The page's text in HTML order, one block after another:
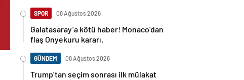
SPOR 08 Ağustos 2026
Galatasaray’a kötü haber! Monaco’dan
flaş Onyekuru kararı.
GÜNDEM 08 Ağustos 2026
Trump’tan seçim sonrası ilk mülakat